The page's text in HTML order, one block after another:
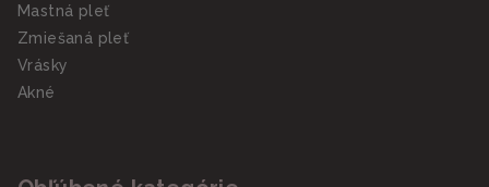
Mastná pleť
Zmiešaná pleť
Vrásky
Akné